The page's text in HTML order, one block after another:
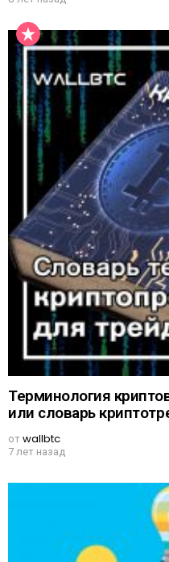
Терминология
или словарь
отwallbtc
7 лет назад